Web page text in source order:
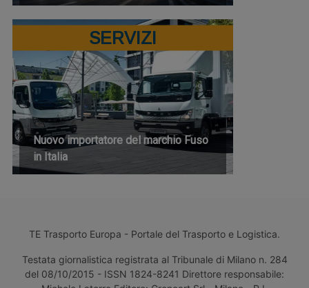
SERVIZI
Nuovo importatore del marchio Fuso
in Italia
TE Trasporto Europa - Portale del Trasporto e Logistica.
Testata giornalistica registrata al Tribunale di Milano n. 284
del 08/10/2015 - ISSN 1824-8241 Direttore responsabile: